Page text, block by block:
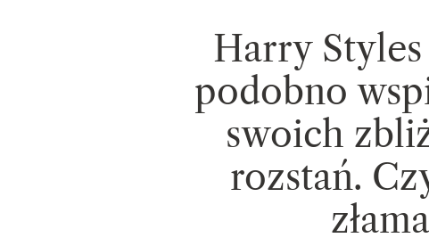
Harry
podobno
swoich
rozstań.